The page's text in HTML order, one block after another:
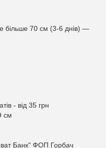
більше 70 см (3-6 днів) —
- від 35 грн
см
Банк" ФОП Горбач